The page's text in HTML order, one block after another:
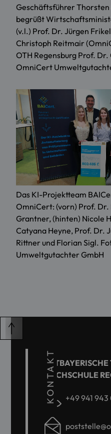
Geschäftsführer
begrüßt
(v.l.) Prof. Dr. Jürgen
Christoph Reitmair
OTH Regensburg Prof.
OmniCert
Das KI-Projektteam
OmniCert: (vorn) Prof.
Grantner, (hinten) Nicole
Catyana Heyne, Prof. Dr.
Rittner und Florian Sigl.
Umweltgutachter GmbH
KONTAKT
HOCHSCHULE
+49 941 943